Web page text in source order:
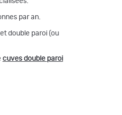
par an.
double paroi (ou
cuves double paroi